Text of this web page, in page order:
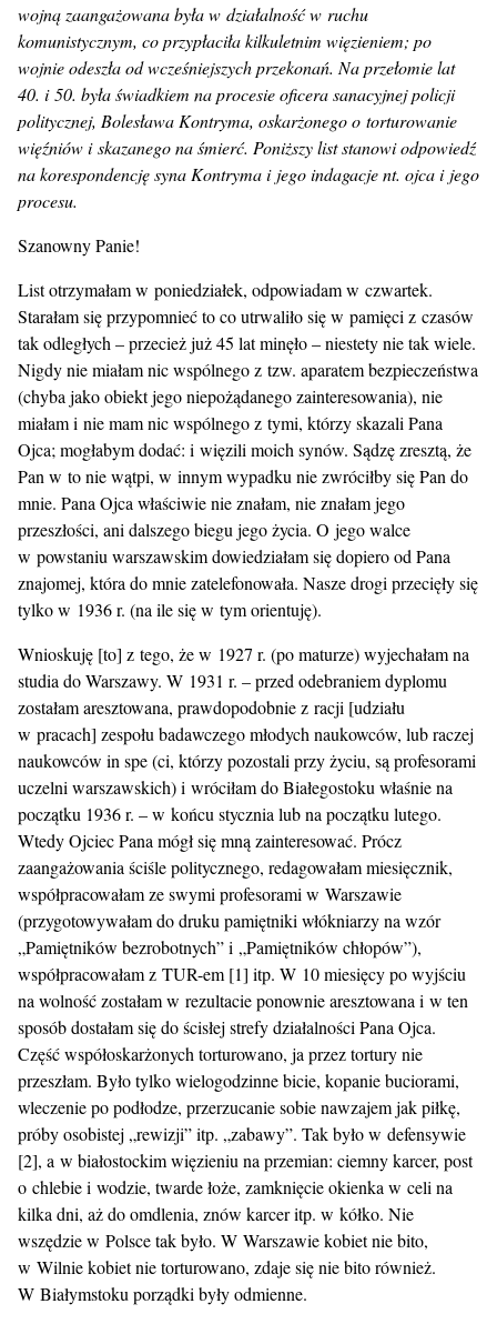
wojną zaangażowana była w działalność w ruchu
komunistycznym, co przypłaciła kilkuletnim więzieniem; po
wojnie odeszła od wcześniejszych przekonań. Na przełomie lat
40. i 50. była świadkiem na procesie oficera sanacyjnej policji
politycznej, Bolesława Kontryma, oskarżonego o torturowanie
więźniów i skazanego na śmierć. Poniższy list stanowi odpowiedź
na korespondencję syna Kontryma i jego indagacje nt. ojca i jego
procesu.
Szanowny Panie!
List otrzymałam w poniedziałek, odpowiadam w czwartek.
Starałam się przypomnieć to co utrwaliło się w pamięci z czasów
tak odległych – przecież już 45 lat minęło – niestety nie tak wiele.
Nigdy nie miałam nic wspólnego z tzw. aparatem bezpieczeństwa
(chyba jako obiekt jego niepożądanego zainteresowania), nie
miałam i nie mam nic wspólnego z tymi, którzy skazali Pana
Ojca; mogłabym dodać: i więzili moich synów. Sądzę zresztą, że
Pan w to nie wątpi, w innym wypadku nie zwróciłby się Pan do
mnie. Pana Ojca właściwie nie znałam, nie znałam jego
przeszłości, ani dalszego biegu jego życia. O jego walce
w powstaniu warszawskim dowiedziałam się dopiero od Pana
znajomej, która do mnie zatelefonowała. Nasze drogi przecięły się
tylko w 1936 r. (na ile się w tym orientuję).
Wnioskuję [to] z tego, że w 1927 r. (po maturze) wyjechałam na
studia do Warszawy. W 1931 r. – przed odebraniem dyplomu
zostałam aresztowana, prawdopodobnie z racji [udziału
w pracach] zespołu badawczego młodych naukowców, lub raczej
naukowców in spe (ci, którzy pozostali przy życiu, są profesorami
uczelni warszawskich) i wróciłam do Białegostoku właśnie na
początku 1936 r. – w końcu stycznia lub na początku lutego.
Wtedy Ojciec Pana mógł się mną zainteresować. Prócz
zaangażowania ściśle politycznego, redagowałam miesięcznik,
współpracowałam ze swymi profesorami w Warszawie
(przygotowywałam do druku pamiętniki włókniarzy na wzór
„Pamiętników bezrobotnych” i „Pamiętników chłopów”),
współpracowałam z TUR-em [1] itp. W 10 miesięcy po wyjściu
na wolność zostałam w rezultacie ponownie aresztowana i w ten
sposób dostałam się do ścisłej strefy działalności Pana Ojca.
Część współoskarżonych torturowano, ja przez tortury nie
przeszłam. Było tylko wielogodzinne bicie, kopanie buciorami,
wleczenie po podłodze, przerzucanie sobie nawzajem jak piłkę,
próby osobistej „rewizji” itp. „zabawy”. Tak było w defensywie
[2], a w białostockim więzieniu na przemian: ciemny karcer, post
o chlebie i wodzie, twarde łoże, zamknięcie okienka w celi na
kilka dni, aż do omdlenia, znów karcer itp. w kółko. Nie
wszędzie w Polsce tak było. W Warszawie kobiet nie bito,
w Wilnie kobiet nie torturowano, zdaje się nie bito również.
W Białymstoku porządki były odmienne.